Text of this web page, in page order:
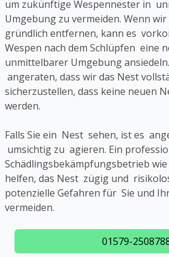
um zukünftige Wespennester in
Umgebung zu vermeiden. Wenn
gründlich entfernen, kann es
Wespen nach dem Schlüpfen eine
unmittelbarer Umgebung
angeraten, dass wir das Nest
sicherzustellen, dass keine neuen
werden.
Falls Sie ein Nest sehen, ist es
umsichtig zu agieren. Ein
Schädlingsbekämpfungsbetrieb
helfen, das Nest zügig und
potenzielle Gefahren für Sie und
vermeiden.
01579-